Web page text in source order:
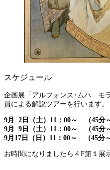
スケジュール
企画展「アルフォンス･ムハ モ
員 による解説ツアーを行います。
9月 2日（土）11：00～ （45分～
9月 9日（土）11：00～ （45分～
9月17日（日）11：00～ （45分
お時間になりましたら４F第１展